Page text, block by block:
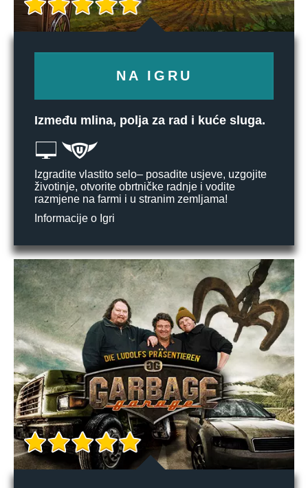
NA IGRU
Između mlina, polja za rad i kuće sluga.
Izgradite vlastito selo– posadite usjeve, uzgojite
životinje, otvorite obrtničke radnje i vodite
razmjene na farmi i u stranim zemljama!
Informacije o Igri